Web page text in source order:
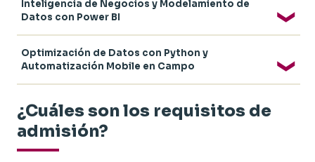
Extracción en SAP PM
Estandarización de Registros de Mantenimiento
- Consolidación e Integración de Fuentes de
Datos de Mantenimiento
- Análisis Exploratorio de Activos y Detección de
Desviaciones Operativas
Diagnósticos Técnicos
Inteligencia de Negocios y Modelamiento de
Datos con Power BI
- Modelado y Conectividad Inicial en Power Query
- Power Pivot para el Análisis de los Datos de
- Utilización y Modificación de Archivos Pbix
- Actualización de Datos y Conectividad de
Reportes de Mantenimiento
Optimización de Datos con Python y
Automatización Mobile en Campo
de Datos de Mantenimiento
-
Procesamiento y Limpieza de Datos de
Mantenimiento con Python
- Automatización y Generación de Reportes
¿Cuáles son los requisitos de
admisión?